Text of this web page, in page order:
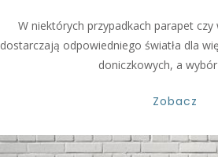
W niektórych przypadkach parapet
dostarczają odpowiedniego światła dla
doniczkowych, a
Zobacz